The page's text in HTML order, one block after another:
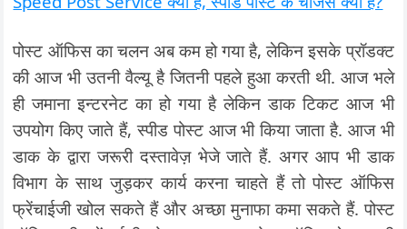
पोस्ट ऑफिस का चलन अब कम हो गया है, लेकिन इसके प्रॉडक्ट
की आज भी उतनी वैल्यू है जितनी पहले हुआ करती थी. आज भले
ही जमाना इन्टरनेट का हो गया है लेकिन डाक टिकट आज भी
उपयोग किए जाते हैं, स्पीड पोस्ट आज भी किया जाता है. आज भी
डाक के द्वारा जरूरी दस्तावेज़ भेजे जाते हैं. अगर आप भी डाक
विभाग के साथ जुड़कर कार्य करना चाहते हैं तो पोस्ट ऑफिस
फ्रेंचाईजी खोल सकते हैं और अच्छा मुनाफा कमा सकते हैं. पोस्ट